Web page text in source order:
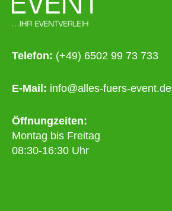
Telefon: (+49) 6502 99 73 733
E-Mail: info@alles-fuers-event.de
Öffnungzeiten:
Montag bis Freitag
08:30-16:30 Uhr